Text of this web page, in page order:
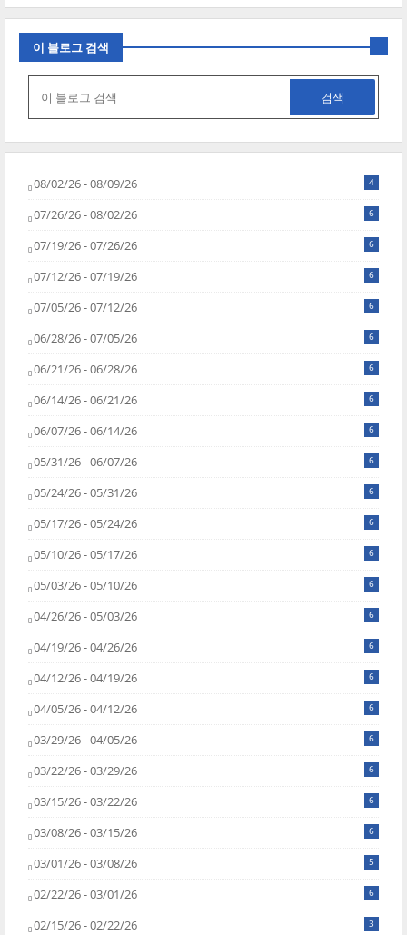
이 블로그 검색
08/02/26 - 08/09/26 4
07/26/26 - 08/02/26 6
07/19/26 - 07/26/26 6
07/12/26 - 07/19/26 6
07/05/26 - 07/12/26 6
06/28/26 - 07/05/26 6
06/21/26 - 06/28/26 6
06/14/26 - 06/21/26 6
06/07/26 - 06/14/26 6
05/31/26 - 06/07/26 6
05/24/26 - 05/31/26 6
05/17/26 - 05/24/26 6
05/10/26 - 05/17/26 6
05/03/26 - 05/10/26 6
04/26/26 - 05/03/26 6
04/19/26 - 04/26/26 6
04/12/26 - 04/19/26 6
04/05/26 - 04/12/26 6
03/29/26 - 04/05/26 6
03/22/26 - 03/29/26 6
03/15/26 - 03/22/26 6
03/08/26 - 03/15/26 6
03/01/26 - 03/08/26 5
02/22/26 - 03/01/26 6
02/15/26 - 02/22/26 3